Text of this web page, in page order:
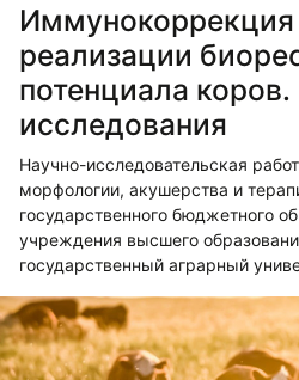
Иммунокоррекция
реализации
потенциала
исследования
Научно-исследовательская
морфологии, акушерства и
государственного бюджетного
учреждения высшего
государственный аг­рарный